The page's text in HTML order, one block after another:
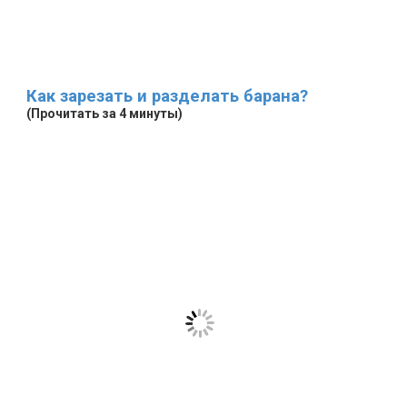
Как зарезать и разделать барана?
(Прочитать за 4 минуты)